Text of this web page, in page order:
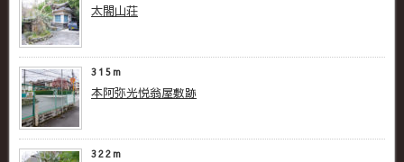
太閤山荘
315m
本阿弥光悦翁屋敷跡
322m